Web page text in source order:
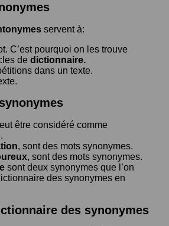
servent à:
C’est pourquoi on les trouve
de dictionnaire.
dans un texte.
eut être considéré comme
.
, sont des mots synonymes.
, sont des mots synonymes.
sont deux synonymes que l’on
des synonymes en
des synonymes